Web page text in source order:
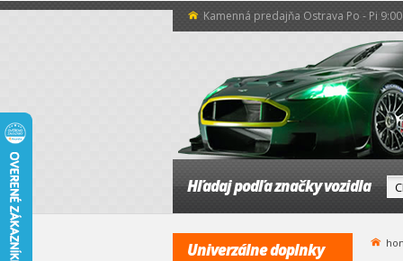
Kamenná predajňa Ostrava Po - Pi
Hľadaj podľa značky vozidla
Univerzálne doplnky